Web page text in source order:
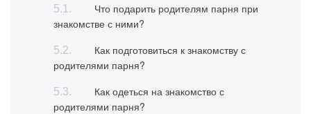
Что подарить родителям парня при
знакомстве с ними?
Как подготовиться к знакомству с
родителями парня?
Как одеться на знакомство с
родителями парня?